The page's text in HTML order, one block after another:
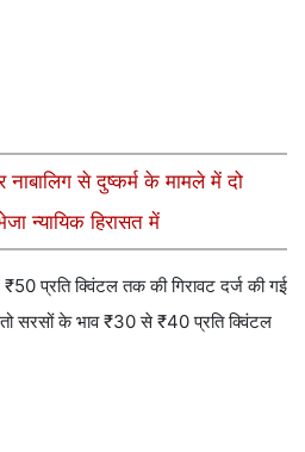
से दुष्कर्म के मामले में दो
न्यायिक हिरासत में
प्रति क्विंटल तक की गिरावट दर्ज की गई
सरसों के भाव ₹30 से ₹40 प्रति क्विंटल